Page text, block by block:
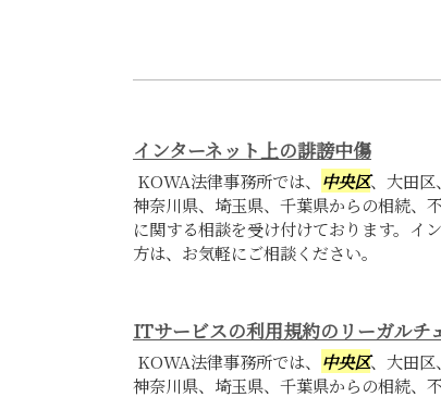
インターネット上の誹謗中傷
KOWA法律事務所では、 中央区、大田区
神奈川県、埼玉県、千葉県からの相続、
に関する相談を受け付けております。イ
方は、お気軽にご相談ください。
ITサービスの利用規約のリーガルチ
KOWA法律事務所では、 中央区、大田区
神奈川県、埼玉県、千葉県からの相続、